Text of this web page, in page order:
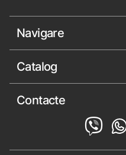
Navigare
Catalog
Contacte